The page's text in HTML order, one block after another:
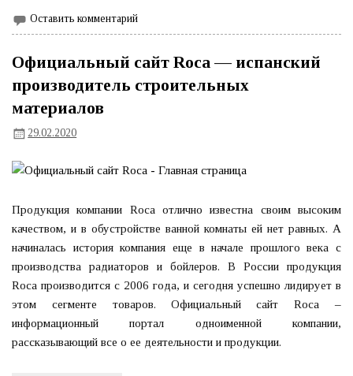
Оставить комментарий
Официальный сайт Roca — испанский
производитель строительных
материалов
29.02.2020
Продукция компании Roca отлично известна своим высоким
качеством, и в обустройстве ванной комнаты ей нет равных. А
начиналась история компания еще в начале прошлого века с
производства радиаторов и бойлеров. В России продукция
Roca производится с 2006 года, и сегодня успешно лидирует в
этом сегменте товаров. Официальный сайт Roca –
информационный портал одноименной компании,
рассказывающий все о ее деятельности и продукции.